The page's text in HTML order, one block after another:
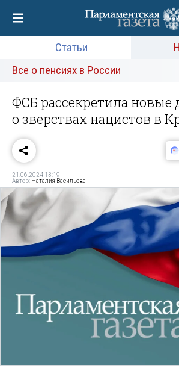
Статьи
Все о пенсиях в России
ФСБ рассекретила
о зверствах нацистов в
21.06.2024 13:19
Автор: Наталия Васильева